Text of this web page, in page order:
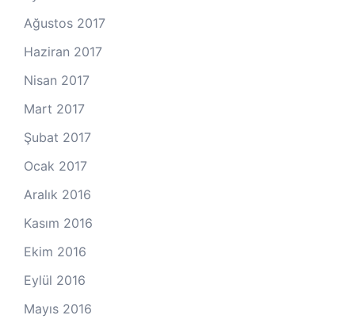
Ağustos 2017
Haziran 2017
Nisan 2017
Mart 2017
Şubat 2017
Ocak 2017
Aralık 2016
Kasım 2016
Ekim 2016
Eylül 2016
Mayıs 2016